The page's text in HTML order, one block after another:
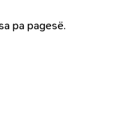
pa pagesë.